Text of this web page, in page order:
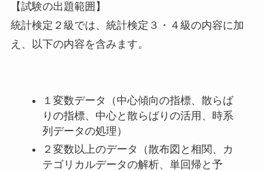
【試験の出題範囲】
統計検定２級では、統計検定３・４級の内容に加
え、以下の内容を含みます。
１変数データ（中心傾向の指標、散らば
りの指標、中心と散らばりの活用、時系
列データの処理）
２変数以上のデータ（散布図と相関、カ
テゴリカルデータの解析、単回帰と予